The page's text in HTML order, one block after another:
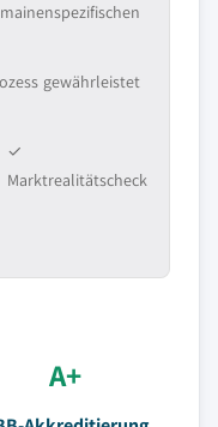
gewährleistet
✓
Marktrealitätscheck
A+